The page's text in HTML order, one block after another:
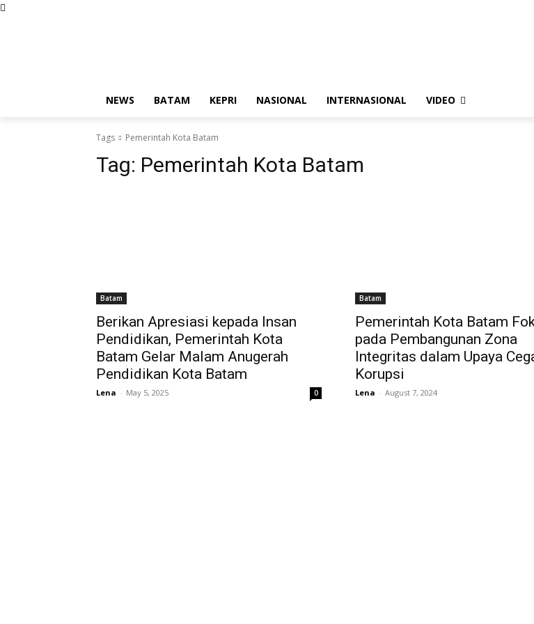
NEWS BATAM KEPRI NASIONAL INTERNASIONAL VIDEO
Tags Pemerintah Kota Batam
Tag: Pemerintah Kota Batam
Batam
Berikan Apresiasi kepada Insan
Pendidikan, Pemerintah Kota
Batam Gelar Malam Anugerah
Pendidikan Kota Batam
Lena - May 5, 2025 0
Batam
Pemerintah Kota Batam
pada Pembangunan Zona
Integritas dalam Upaya
Korupsi
Lena - August 7, 2024